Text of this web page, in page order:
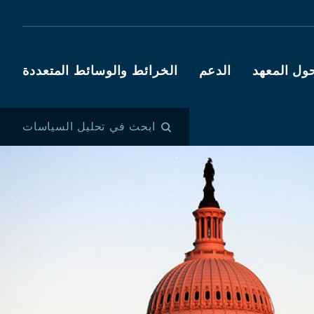
المعهد الدعم الخرائط والوسائط المتعددة
ابحث في تحليل السياسات